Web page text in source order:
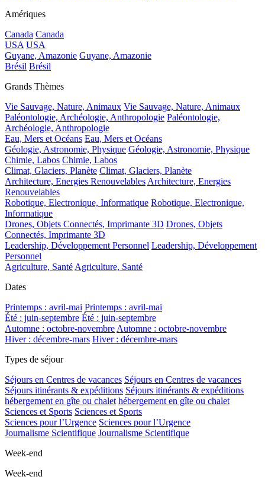
Amériques
Canada Canada
USA USA
Guyane, Amazonie Guyane, Amazonie
Brésil Brésil
Grands Thèmes
Vie Sauvage, Nature, Animaux Vie Sauvage, Nature, Animaux
Paléontologie, Archéologie, Anthropologie Paléontologie,
Archéologie, Anthropologie
Eau, Mers et Océans Eau, Mers et Océans
Géologie, Astronomie, Physique Géologie, Astronomie, Physique
Chimie, Labos Chimie, Labos
Climat, Glaciers, Planète Climat, Glaciers, Planète
Architecture, Energies RenouvelablesArchitecture, Energies
Renouvelables
Robotique, Electronique, Informatique Robotique, Electronique,
Informatique
Drones, Objets Connectés, Imprimante 3D Drones, Objets
Connectés, Imprimante 3D
Leadership, Développement Personnel Leadership, Développement
Personnel
Agriculture, SantéAgriculture, Santé
Dates
Printemps : avril-mai Printemps : avril-mai
Été : juin-septembre Été : juin-septembre
Automne : octobre-novembreAutomne : octobre-novembre
Hiver : décembre-mars Hiver : décembre-mars
Types de séjour
Séjours en Centres de vacances Séjours en Centres de vacances
Séjours itinérants & expéditions Séjours itinérants & expéditions
hébergement en gîte ou chalet hébergement en gîte ou chalet
Sciences et Sports Sciences et Sports
Sciences pour l’Urgence Sciences pour l’Urgence
Journalisme Scientifique Journalisme Scientifique
Week-end
Week-end